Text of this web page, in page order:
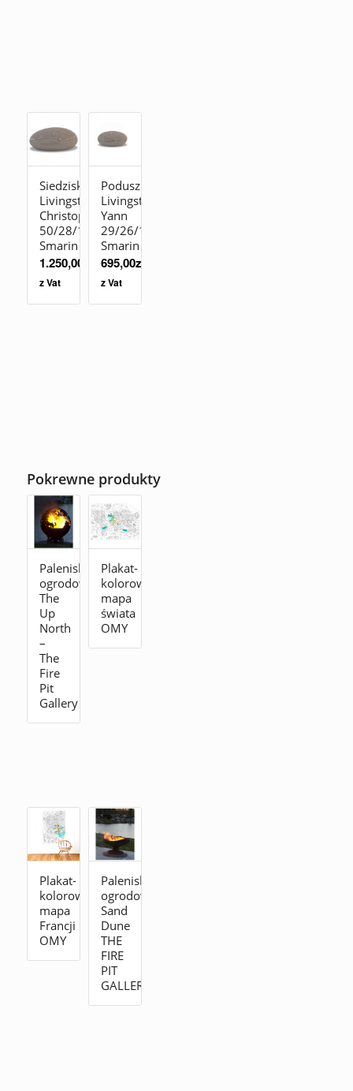
Siedzisko
Livingstones
Christophe
50/28/19
Smarin
1.250,00
z Vat
Poduszka
Livingstones
Yann
29/26/10
Smarin
695,00zł
z Vat
Pokrewne produkty
Palenisko
ogrodowe
The
Up
North
–
The
Fire
Pit
Gallery
Plakat-
kolorowanka
mapa
świata
OMY
Plakat-
kolorowanka
mapa
Francji
OMY
Palenisko
ogrodowe
Sand
Dune
THE
FIRE
PIT
GALLERY